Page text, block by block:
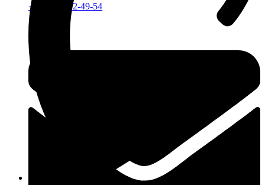
+7 (913) 672-49-54